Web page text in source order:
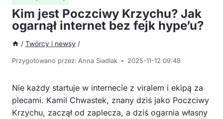
Kim jest Poczciwy Krzychu? Jak
ogarnął internet bez fejk hype’u?
/ Twórcy i newsy /
Przygotowano przez: Anna Siadlak 2025-11-12 09:48
Nie każdy startuje w internecie z viralem i ekipą za
plecami. Kamil Chwastek, znany dziś jako Poczciwy
Krzychu, zaczął od zaplecza, a dziś ogarnia własny